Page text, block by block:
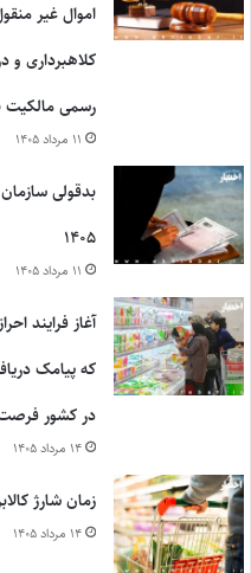
اموال غیر
کلاهبرداری و
رسمی مالکیت
۱۱ مرداد ۱۴۰۵
بدقولی
۱۴۰۵
۱۱ مرداد ۱۴۰۵
آغاز فرایند
که پیامک
در کشور فرصت
۱۴ مرداد ۱۴۰۵
زمان شارژ
۱۴ مرداد ۱۴۰۵